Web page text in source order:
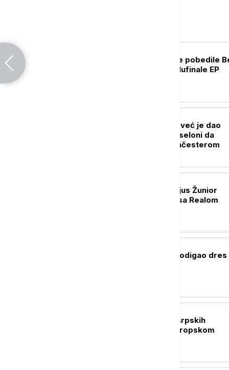
Košarkašice Srbije pobedile
i plasirale se u polufinale EP
Rodri neće u Real već je dao
zeleno svetlo Barseloni da
pregovara sa Mančesterom
Kraj drame: Vinisijus Žunior
produžio ugovor sa Realom
Mohamed Salah podigao dres
Austrija bolja od srpskih
rukometaša na Evropskom